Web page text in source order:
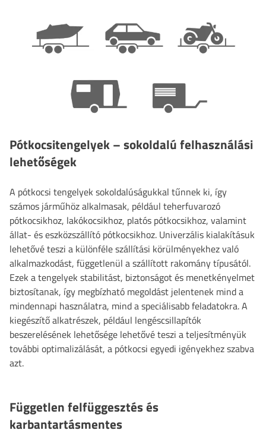
Pótkocsitengelyek – sokoldalú felhasználási
lehetőségek
A pótkocsi tengelyek sokoldalúságukkal tűnnek ki, így
számos járműhöz alkalmasak, például teherfuvarozó
pótkocsikhoz, lakókocsikhoz, platós pótkocsikhoz, valamint
állat- és eszközszállító pótkocsikhoz. Univerzális kialakításuk
lehetővé teszi a különféle szállítási körülményekhez való
alkalmazkodást, függetlenül a szállított rakomány típusától.
Ezek a tengelyek stabilitást, biztonságot és menetkényelmet
biztosítanak, így megbízható megoldást jelentenek mind a
mindennapi használatra, mind a speciálisabb feladatokra. A
kiegészítő alkatrészek, például lengéscsillapítók
beszerelésének lehetősége lehetővé teszi a teljesítményük
további optimalizálását, a pótkocsi egyedi igényekhez szabva
azt.
Független felfüggesztés és
karbantartásmentes